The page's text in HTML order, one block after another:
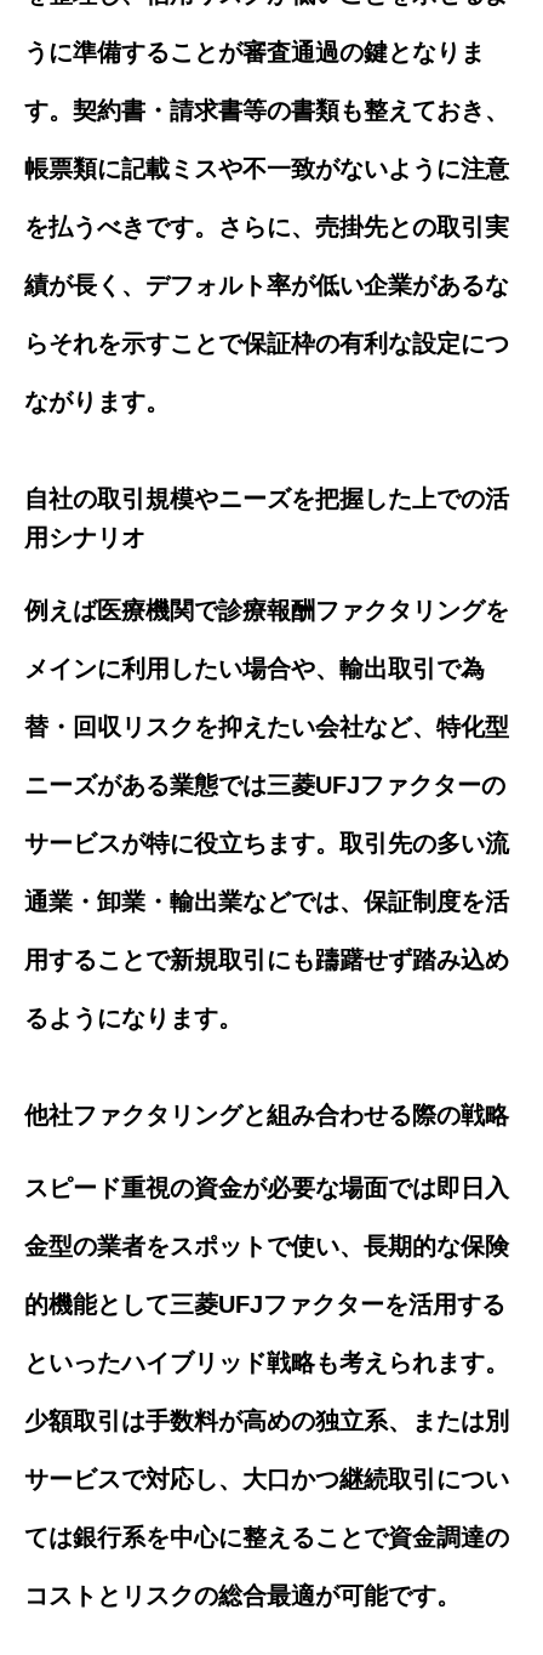
うに準備することが審査通過の鍵となりま
す。契約書・請求書等の書類も整えておき、
帳票類に記載ミスや不一致がないように注意
を払うべきです。さらに、売掛先との取引実
績が長く、デフォルト率が低い企業があるな
らそれを示すことで保証枠の有利な設定につ
ながります。
自社の取引規模やニーズを把握した上での活
用シナリオ
例えば医療機関で診療報酬ファクタリングを
メインに利用したい場合や、輸出取引で為
替・回収リスクを抑えたい会社など、特化型
ニーズがある業態では三菱UFJファクターの
サービスが特に役立ちます。取引先の多い流
通業・卸業・輸出業などでは、保証制度を活
用することで新規取引にも躊躇せず踏み込め
るようになります。
他社ファクタリングと組み合わせる際の戦略
スピード重視の資金が必要な場面では即日入
金型の業者をスポットで使い、長期的な保険
的機能として三菱UFJファクターを活用する
といったハイブリッド戦略も考えられます。
少額取引は手数料が高めの独立系、または別
サービスで対応し、大口かつ継続取引につい
ては銀行系を中心に整えることで資金調達の
コストとリスクの総合最適が可能です。